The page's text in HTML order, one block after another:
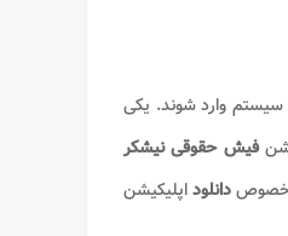
سیستم وارد شوند. یکی
فیش حقوقی نیشکر
خصوصدانلوداپلیکیشن